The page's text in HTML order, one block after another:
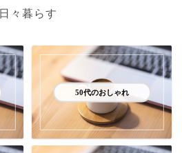
日々暮らす
50代のおしゃれ